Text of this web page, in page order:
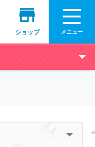
ショップ メニュー